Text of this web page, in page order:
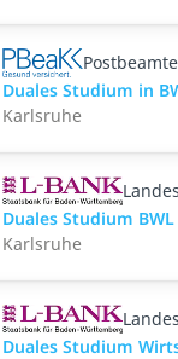
Duales Studium in
Karlsruhe
Duales Studium
Karlsruhe
Duales Studium